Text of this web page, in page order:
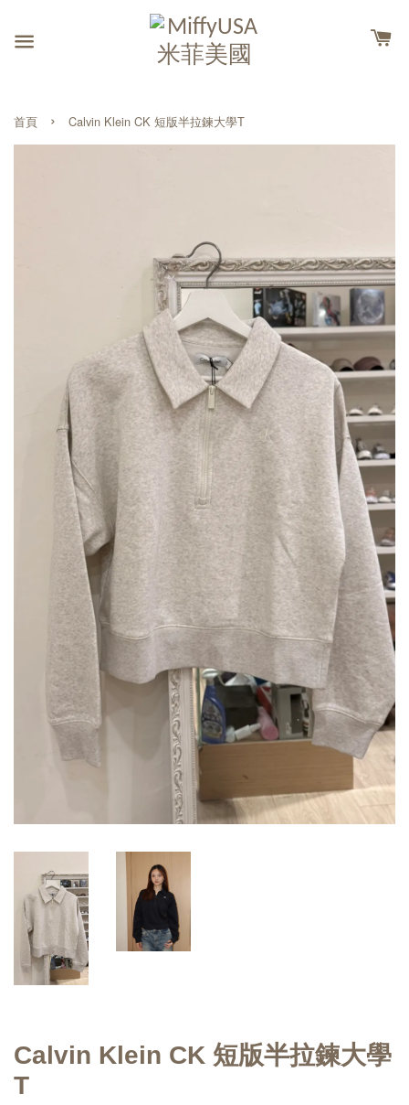
首頁 › Calvin Klein CK 短版半拉鍊大學T
Calvin Klein CK 短版半拉鍊大學
T